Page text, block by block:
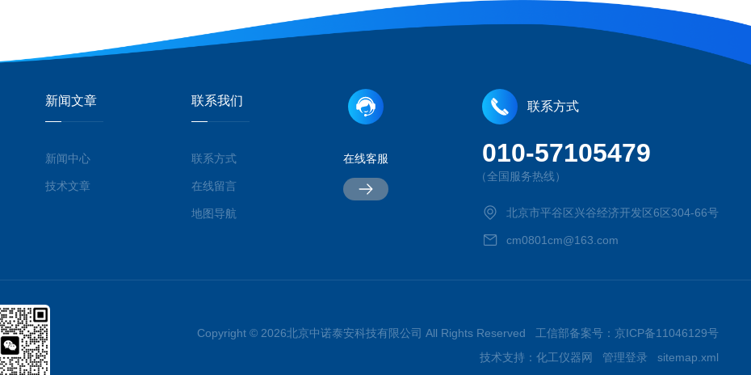
新闻文章
新闻中心
技术文章
联系我们
联系方式
在线留言
地图导航
在线客服
联系方式
010-57105479
（全国服务热线）
北京市平谷区兴谷经济开发区6区304-66号
cm0801cm@163.com
Copyright © 2026北京中诺泰安科技有限公司 All Rights Reserved 工信部备案号： 京ICP备11046129号
技术支持： 化工仪器网 管理登录 sitemap.xml